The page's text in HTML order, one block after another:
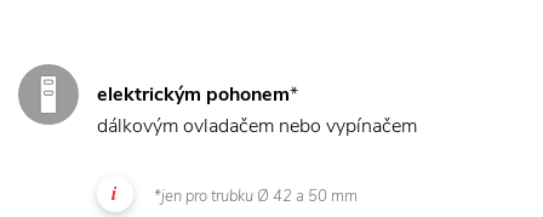
elektrickým pohonem*
dálkovým ovladačem nebo vypínačem
*jen pro trubku Ø 42 a 50 mm